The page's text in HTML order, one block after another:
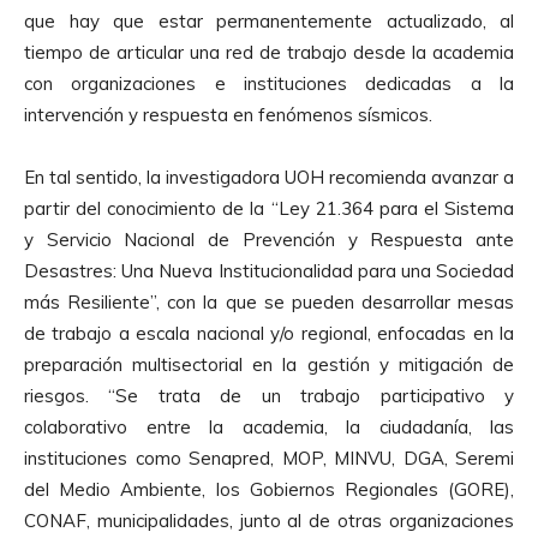
que hay que estar permanentemente actualizado, al
tiempo de articular una red de trabajo desde la academia
con organizaciones e instituciones dedicadas a la
intervención y respuesta en fenómenos sísmicos.
En tal sentido, la investigadora UOH recomienda avanzar a
partir del conocimiento de la “Ley 21.364 para el Sistema
y Servicio Nacional de Prevención y Respuesta ante
Desastres: Una Nueva Institucionalidad para una Sociedad
más Resiliente”, con la que se pueden desarrollar mesas
de trabajo a escala nacional y/o regional, enfocadas en la
preparación multisectorial en la gestión y mitigación de
riesgos. “Se trata de un trabajo participativo y
colaborativo entre la academia, la ciudadanía, las
instituciones como Senapred, MOP, MINVU, DGA, Seremi
del Medio Ambiente, los Gobiernos Regionales (GORE),
CONAF, municipalidades, junto al de otras organizaciones